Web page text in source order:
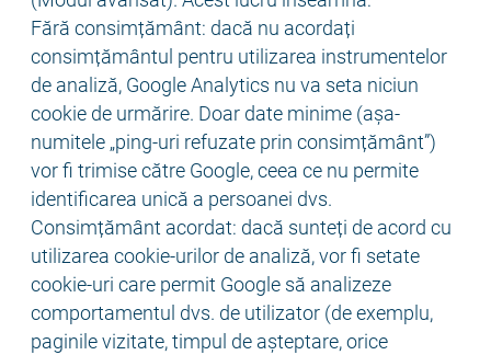
Fără consimțământ: dacă nu acordați
consimțământul pentru utilizarea instrumentelor
de analiză, Google Analytics nu va seta niciun
cookie de urmărire. Doar date minime (așa-
numitele „ping-uri refuzate prin consimțământ”)
vor fi trimise către Google, ceea ce nu permite
identificarea unică a persoanei dvs.
Consimțământ acordat: dacă sunteți de acord cu
utilizarea cookie-urilor de analiză, vor fi setate
cookie-uri care permit Google să analizeze
comportamentul dvs. de utilizator (de exemplu,
paginile vizitate, timpul de așteptare, orice